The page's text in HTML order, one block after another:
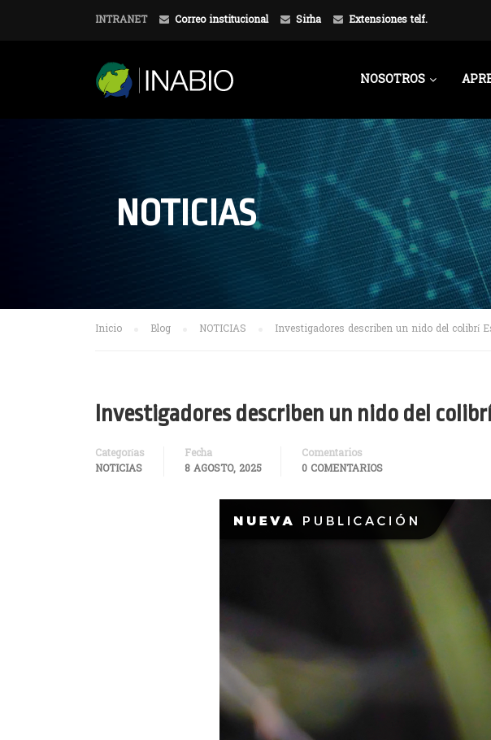
INTRANET Correo institucional Sirha Extensiones telf.
NOSOTROS
NOTICIAS
Inicio Blog NOTICIAS Investigadores describen un nido del colibrí
Investigadores describen un nido del
Categorías
NOTICIAS
Fecha
8 AGOSTO, 2025
Comentarios
0 COMENTARIOS